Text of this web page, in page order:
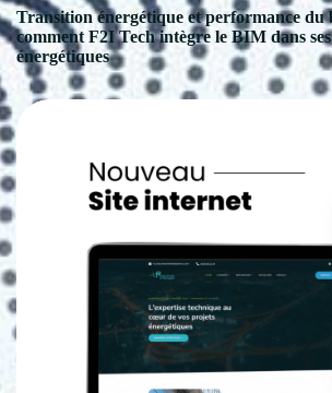
Transition énergétique et performance du
comment F2I Tech intègre le BIM dans
énergétiques